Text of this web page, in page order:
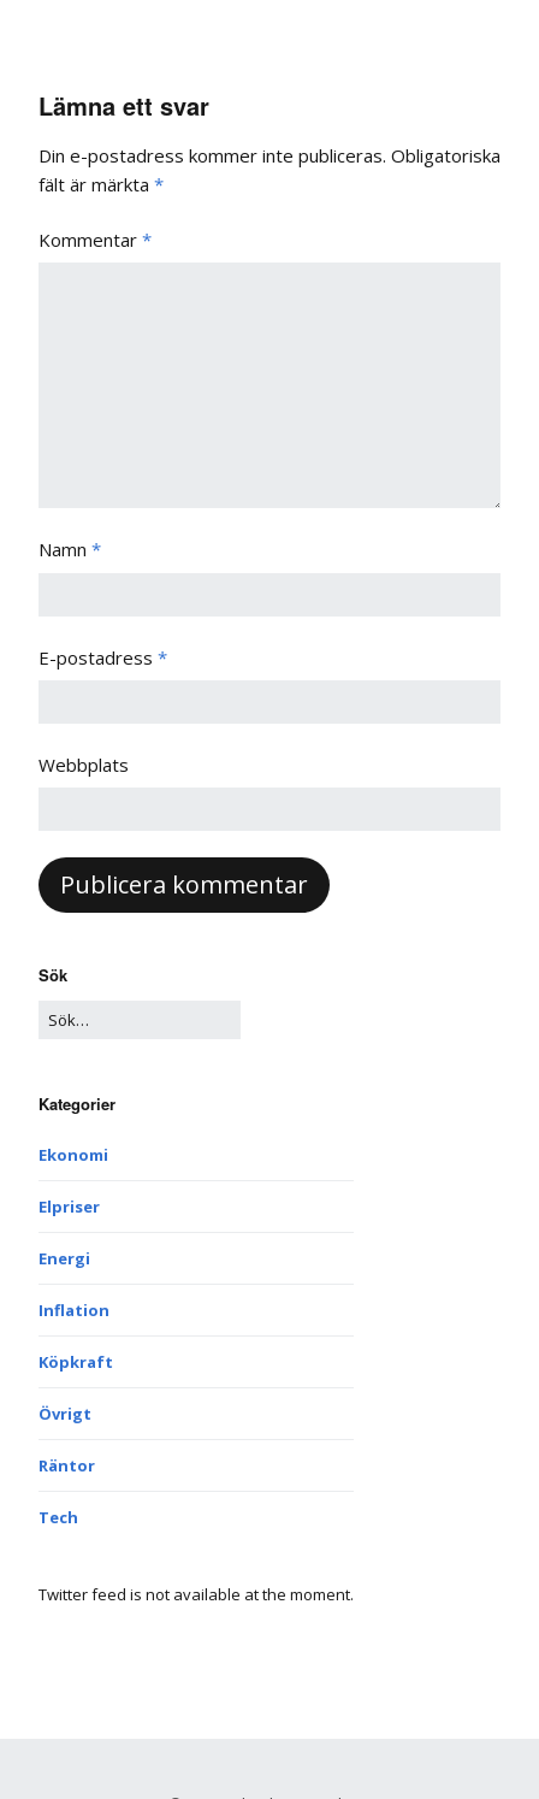
Lämna ett svar
Din e-postadress kommer inte publiceras. Obligatoriska
fält är märkta *
Kommentar *
Namn *
E-postadress *
Webbplats
Sök
Kategorier
Ekonomi
Elpriser
Energi
Inflation
Köpkraft
Övrigt
Räntor
Tech
Twitter feed is not available at the moment.